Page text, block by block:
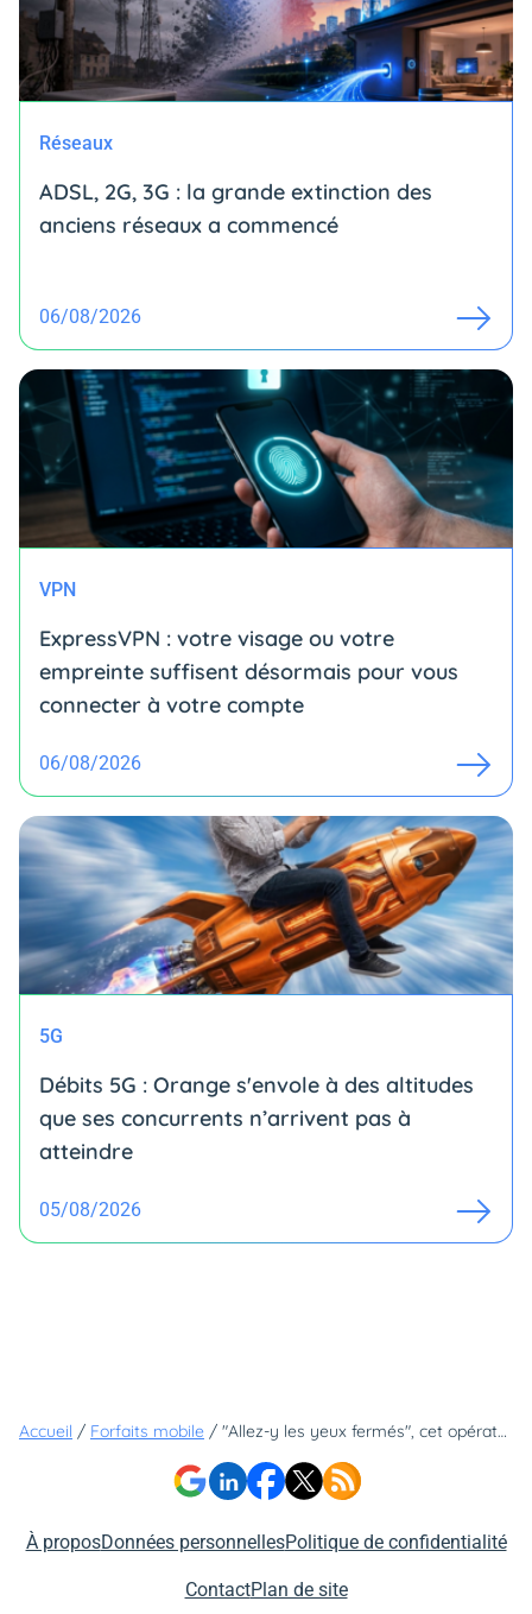
Réseaux
ADSL, 2G, 3G : la grande extinction des
anciens réseaux a commencé
06/08/2026
VPN
ExpressVPN : votre visage ou votre
empreinte suffisent désormais pour vous
connecter à votre compte
06/08/2026
5G
Débits 5G : Orange s'envole à des altitudes
que ses concurrents n’arrivent pas à
atteindre
05/08/2026
Accueil / Forfaits mobile / "Allez-y les yeux fermés", cet opérateur conseille à ses nouveaux clients un forfait 5G dont lui seul a le secret
À proposDonnées personnellesPolitique de confidentialité
ContactPlan de site